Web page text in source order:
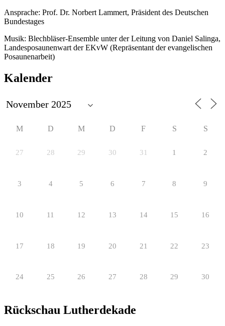
Ansprache: Prof. Dr. Norbert Lammert, Präsident des Deutschen
Bundestages
Musik: Blechbläser-Ensemble unter der Leitung von Daniel Salinga,
Landesposaunenwart der EKvW (Repräsentant der evangelischen
Posaunenarbeit)
Kalender
M D M D F S S
27 28 29 30 31 1 2
3 4 5 6 7 8 9
10 11 12 13 14 15 16
17 18 19 20 21 22 23
24 25 26 27 28 29 30
Rückschau Lutherdekade